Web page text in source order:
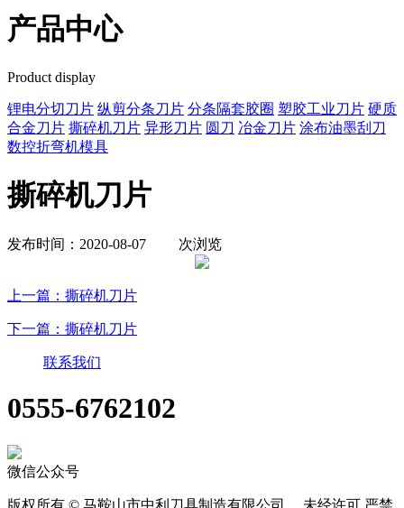
产品中心
Product display
锂电分切刀片 纵剪分条刀片 分条隔套胶圈 塑胶工业刀片 硬质
合金刀片 撕碎机刀片 异形刀片 圆刀 冶金刀片 涂布油墨刮刀
数控折弯机模具
撕碎机刀片
发布时间：2020-08-07 次浏览
上一篇：撕碎机刀片
下一篇：撕碎机刀片
联系我们
0555-6762102
微信公众号
版权所有 © 马鞍山市中利刀具制造有限公司 未经许可 严禁